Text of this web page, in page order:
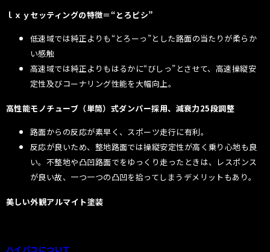
ｌｘｙセッティングの特徴＝“とろピシ”
低速域では純正よりも“とろーっ”とした路面の当たりが柔らか
い感触
高速域では純正よりもはるかに“びしっ”とさせて、高速操縦安
定性及びコーナリング性能を大幅向上。
高性能モノチューブ（単筒）式ダンパー採用、減衰力25段調整
路面からの反応が素早く、スポーツ走行に有利。
反応が良いため、整地路面では操縦安定性が高く乗り心地も良
い。不整地や凸凹路面でをゆっくり走ったときは、レスポンス
が良い故、一つ一つの凸凹を拾ってしまうデメリットもあり。
美しい外観アルマイト塗装
ハイパコについて